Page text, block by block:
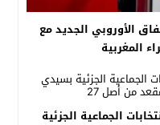
الأوروبي الجديد مع
المغربية
الجماعية الجزئية